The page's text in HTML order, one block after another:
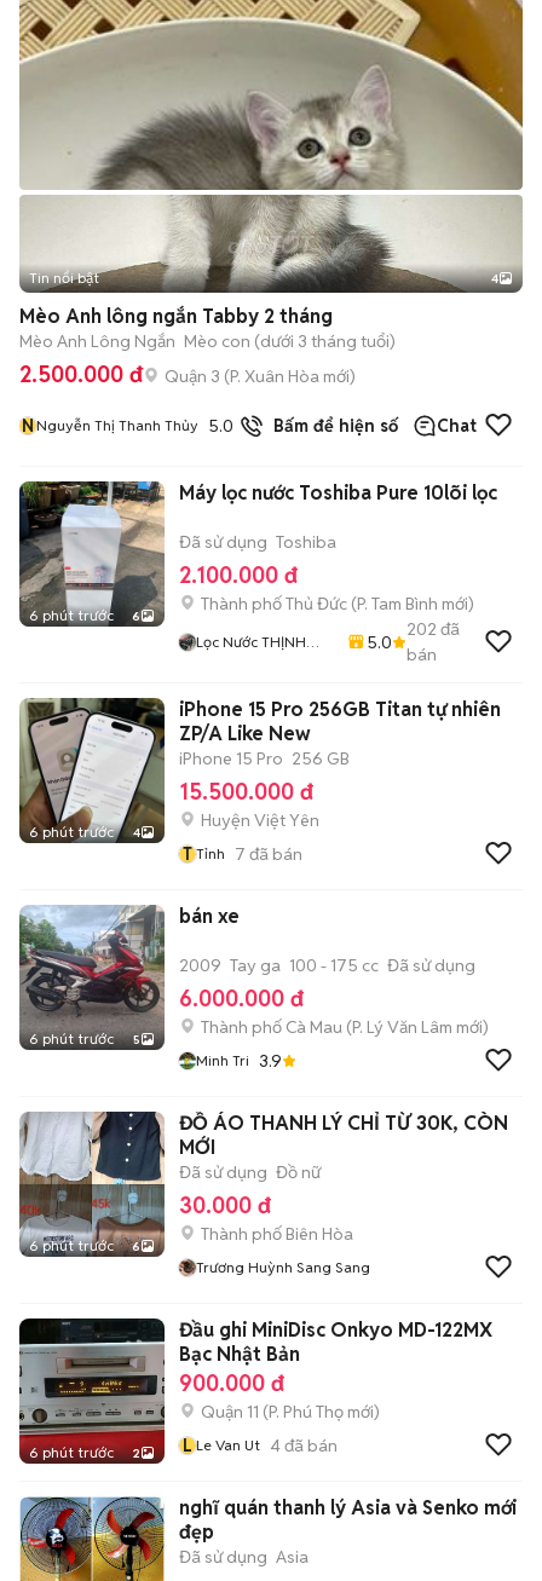
Tin nổi bật 4
Mèo Anh lông ngắn Tabby 2 tháng
Mèo Anh Lông Ngắn Mèo con (dưới 3 tháng tuổi)
2.500.000 đ Quận 3 (P. Xuân Hòa mới)
NNguyễn Thị Thanh Thủy 5.0 19 đã bán
Bấm để hiện số Chat
6 phút trước 6
Máy lọc nước Toshiba Pure 10lõi lọc
Đã sử dụng Toshiba
2.100.000 đ
Thành phố Thủ Đức (P. Tam Bình mới)
Lọc Nước THỊNH
5.0
202 đã
bán
6 phút trước 4
iPhone 15 Pro 256GB Titan tự nhiên
ZP/A Like New
iPhone 15 Pro 256 GB
15.500.000 đ
Huyện Việt Yên
T Tỉnh 7 đã bán
6 phút trước 5
bán xe
2009 Tay ga 100 - 175 cc Đã sử dụng
6.000.000 đ
Thành phố Cà Mau (P. Lý Văn Lâm mới)
Minh Tri 3.9
6 phút trước 6
ĐỒ ÁO THANH LÝ CHỈ TỪ 30K, CÒN
MỚI
Đã sử dụng Đồ nữ
30.000 đ
Thành phố Biên Hòa
Trương Huỳnh Sang Sang
6 phút trước 2
Đầu ghi MiniDisc Onkyo MD-122MX
Bạc Nhật Bản
900.000 đ
Quận 11 (P. Phú Thọ mới)
L Le Van Ut 4đã bán
nghĩ quán thanh lý Asia và Senko mới
đẹp
Đã sử dụng Asia